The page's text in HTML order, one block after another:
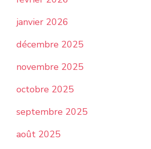
janvier 2026
décembre 2025
novembre 2025
octobre 2025
septembre 2025
août 2025